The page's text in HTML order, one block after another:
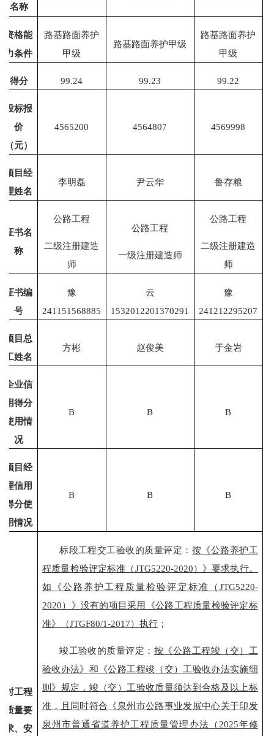
名称
资格能
力条件
路基路面养护
甲级
路基路面养护甲级
路基路面养护
甲级
得分 99.24 99.23 99.22
投标报
价
（元）
4565200 4564807 4569998
项目经
理姓名
李明磊 尹云华 鲁存粮
证书名
称
公路工程
二级注册建造
师
公路工程
一级注册建造师
公路工程
二级注册建造
师
证书编
号
豫
241151568885
云
1532012201370291
豫
241212295207
项目总
工姓名
方彬 赵俊美 于金岩
企业信
用得分
使用情
况
B B B
项目经
理信用
得分使
用情况
B B B
对工程
质量要
求、安
标段工程交工验收的质量评定： 按《公路养护工
程质量检验评定标准（JTG5220-2020）》要求执行。
如《公路养护工程质量检验评定标准（JTG5220-
2020）》没有的项目采用《公路工程质量检验评定标
准》（JTGF80/1-2017）执行 ；
竣工验收的质量评定： 按《公路工程竣（交）工
验收办法》和《公路工程竣（交）工验收办法实施细
则》规定，竣（交）工验收质量须达到合格及以上标
准，且同时符合《泉州市公路事业发展中心关于印发
泉州市普通省道养护工程质量管理办法（ 2025年修